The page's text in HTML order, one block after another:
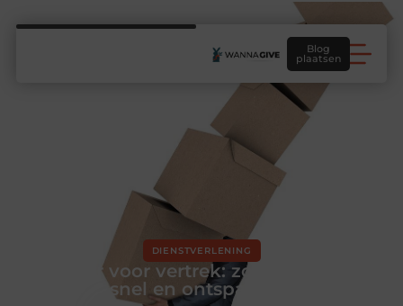
Blog
plaatsen
DIENSTVERLENING
Klaar voor vertrek: zo verhuis je
snel en ontspannen